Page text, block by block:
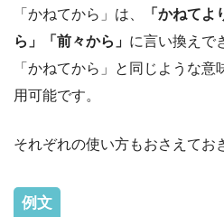
「かねてから」は、
「かねて
ら」「前々から」 に言い換えで
「かねてから」と同じような
用可能です。
それぞれの使い方もおさえてお
例文